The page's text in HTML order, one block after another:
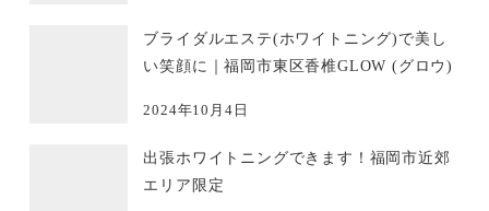
ブライダルエステ(ホワイトニング)で美し
い笑顔に｜福岡市東区香椎GLOW (グロウ)
2024年10月4日
出張ホワイトニングできます！福岡市近郊
エリア限定